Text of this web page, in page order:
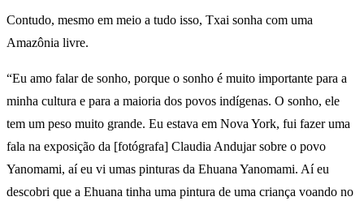
Contudo, mesmo em meio a tudo isso, Txai sonha com uma
Amazônia livre.
“Eu amo falar de sonho, porque o sonho é muito importante para a
minha cultura e para a maioria dos povos indígenas. O sonho, ele
tem um peso muito grande. Eu estava em Nova York, fui fazer uma
fala na exposição da [fotógrafa] Claudia Andujar sobre o povo
Yanomami, aí eu vi umas pinturas da Ehuana Yanomami. Aí eu
descobri que a Ehuana tinha uma pintura de uma criança voando no